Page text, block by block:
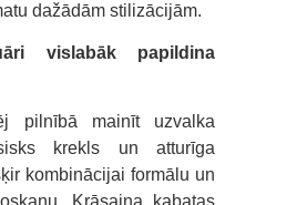
dažādām stilizācijām.
vislabāk papildina
pilnībā mainīt uzvalka
krekls un atturīga
kombinācijai formālu un
Krāsaina kabatas